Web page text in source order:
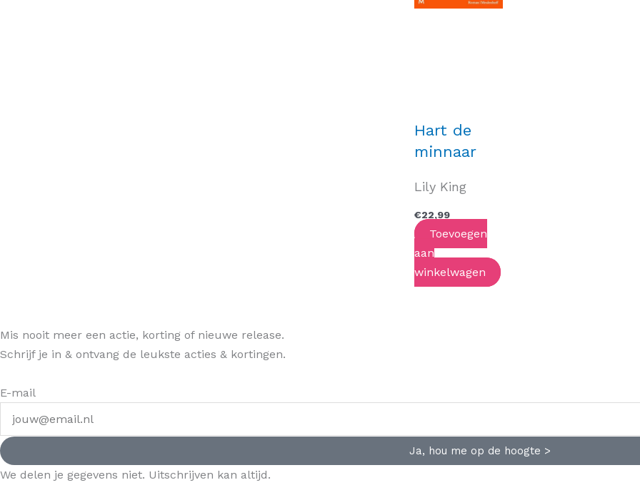
Hart de
minnaar
Lily King
€22,99
Toevoegen
aan
winkelwagen
Mis nooit meer een actie, korting of nieuwe release.
Schrijf je in & ontvang de leukste acties & kortingen.
E-mail
Ja, hou me op de hoogte >
We delen je gegevens niet. Uitschrijven kan altijd.